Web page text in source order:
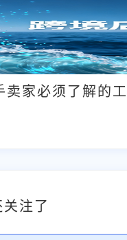
家必须了解的
注了